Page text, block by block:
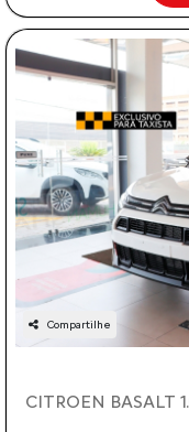
Compartilhe
CITROEN BASALT